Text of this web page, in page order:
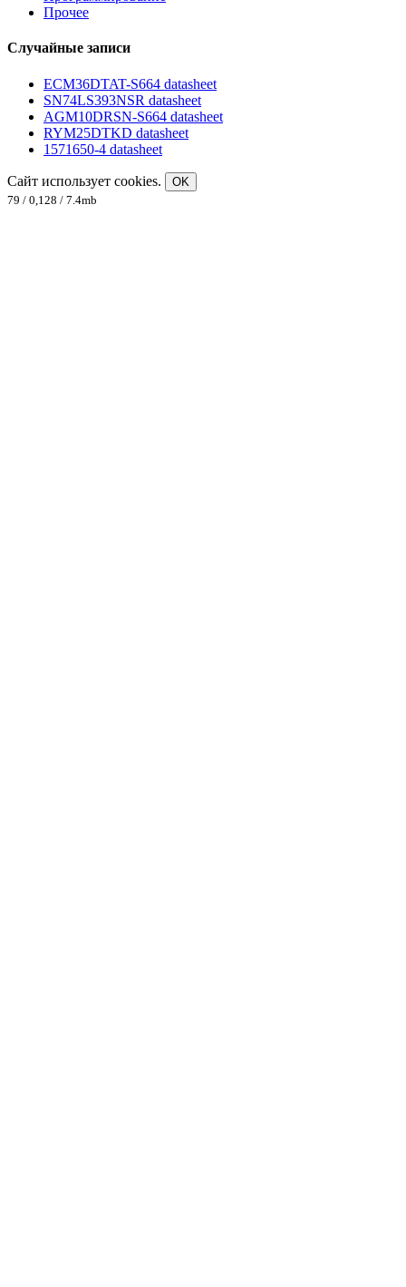
Прочее
Случайные записи
ECM36DTAT-S664 datasheet
SN74LS393NSR datasheet
AGM10DRSN-S664 datasheet
RYM25DTKD datasheet
1571650-4 datasheet
Сайт использует cookies.
OK
79 / 0,128 / 7.4mb